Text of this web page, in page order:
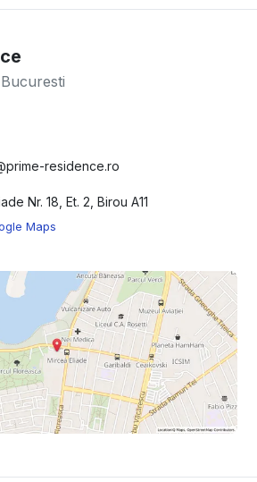
residence.ro
Nr. 18, Et. 2, Birou A11
Maps